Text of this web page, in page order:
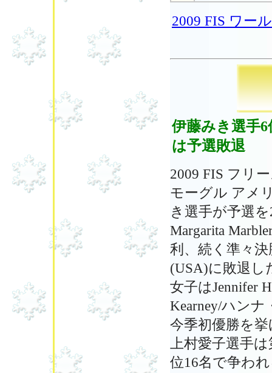
2009 FIS ワー
伊藤みき選手
は予選敗退
2009 FIS フリ
モーグル アメ
き選手が予選
Margarita
利、続く準々決
(USA)に敗退し
女子はJennifer
Kearney/ハン
今季初優勝を
上村愛子選手
位16名で争わ